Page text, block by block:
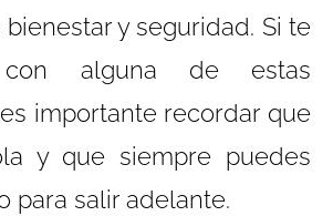
y seguridad. Si te
con alguna de estas
importante recordar que
y que siempre puedes
para salir adelante.